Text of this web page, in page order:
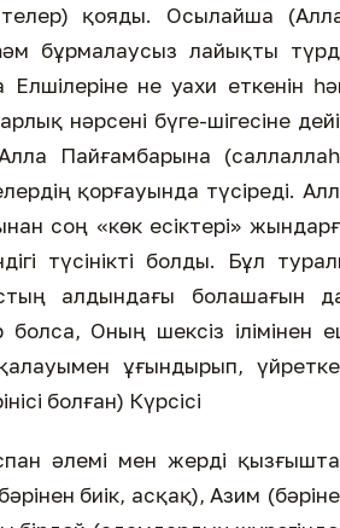
қояды. Осылайша
бұрмалаусыз лайықты
Елшілеріне не уахи еткенін
нәрсені бүге-шігесіне
Пайғамбарына
қорғауында түсіреді.
соң «көк есіктері»
түсінікті болды. Бұл
алдындағы болашағын
Оның шексіз ілімінен
ұғындырып,
болған) Күрсісі
әлемі мен жерді
биік, асқақ), Азим